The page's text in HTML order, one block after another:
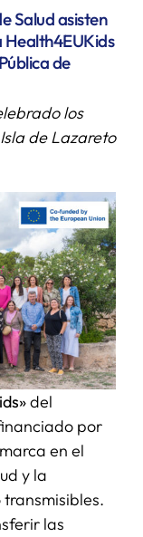
Salud asisten
Health4EUKids
de
los
de Lazareto
del
por
en el
y la
las